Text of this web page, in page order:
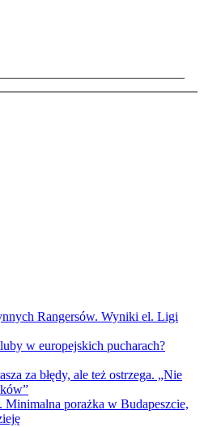
Rangersów. Wyniki el. Ligi
w europejskich pucharach?
za błędy, ale też ostrzega. „Nie
porażka w Budapeszcie,